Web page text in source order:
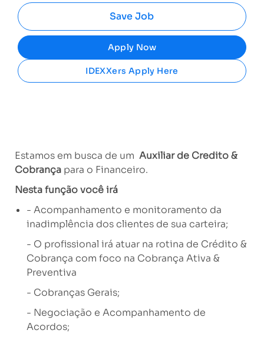
Save Job
Apply Now
IDEXXers Apply Here
Estamos em busca de um Auxiliar de Credito &
Cobrança para o Financeiro.
Nesta função você irá
- Acompanhamento e monitoramento da
inadimplência dos clientes de sua carteira;
- O profissional irá atuar na rotina de Crédito &
Cobrança com foco na Cobrança Ativa &
Preventiva
- Cobranças Gerais;
- Negociação e Acompanhamento de
Acordos;